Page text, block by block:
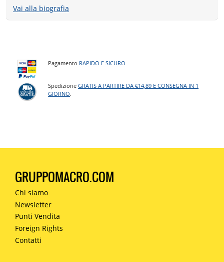
Vai alla biografia
Pagamento RAPIDO E SICURO
SpedizioneGRATIS A PARTIRE DA €14,89 E CONSEGNA IN 1
GIORNO.
GRUPPOMACRO.COM
Chi siamo
Newsletter
Punti Vendita
Foreign Rights
Contatti